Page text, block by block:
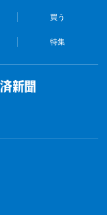
買う
特集